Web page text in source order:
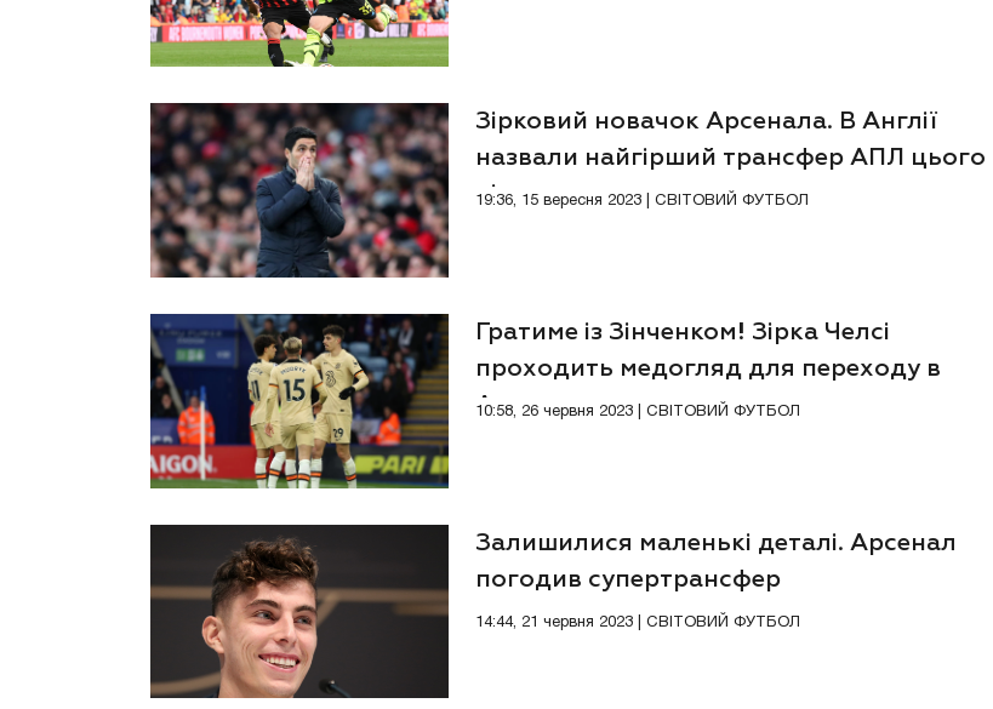
Зірковий новачок Арсенала. В Англії
назвали найгірший трансфер АПЛ цього
літа
19:36, 15 вересня 2023 | СВІТОВИЙ ФУТБОЛ
Гратиме із Зінченком! Зірка Челсі
проходить медогляд для переходу в
Арсенал
10:58, 26 червня 2023 | СВІТОВИЙ ФУТБОЛ
Залишилися маленькі деталі. Арсенал
погодив супертрансфер
14:44, 21 червня 2023 | СВІТОВИЙ ФУТБОЛ